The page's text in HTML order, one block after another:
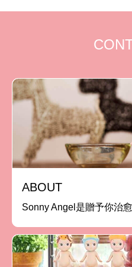
ABOUT
Sonny Angel是贈予你治